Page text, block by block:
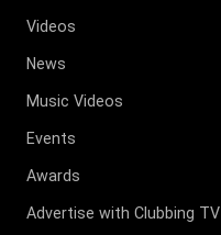
Videos
News
Music Videos
Events
Awards
Advertise with Clubbing TV